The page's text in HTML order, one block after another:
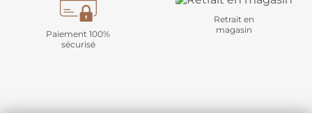
Paiement 100%
sécurisé
Retrait en
magasin